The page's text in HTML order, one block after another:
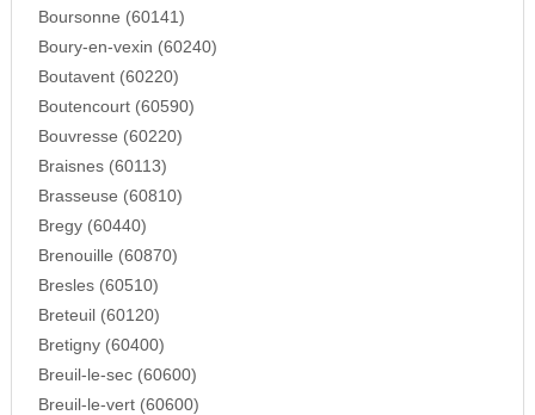
Boursonne (60141)
Boury-en-vexin (60240)
Boutavent (60220)
Boutencourt (60590)
Bouvresse (60220)
Braisnes (60113)
Brasseuse (60810)
Bregy (60440)
Brenouille (60870)
Bresles (60510)
Breteuil (60120)
Bretigny (60400)
Breuil-le-sec (60600)
Breuil-le-vert (60600)